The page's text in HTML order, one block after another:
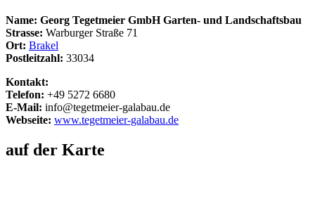
Name: Georg Tegetmeier GmbH Garten- und Landschaftsbau
Strasse: Warburger Straße 71
Ort: Brakel
Postleitzahl: 33034
Kontakt:
Telefon: +49 5272 6680
E-Mail: info@tegetmeier-galabau.de
Webseite: www.tegetmeier-galabau.de
auf der Karte